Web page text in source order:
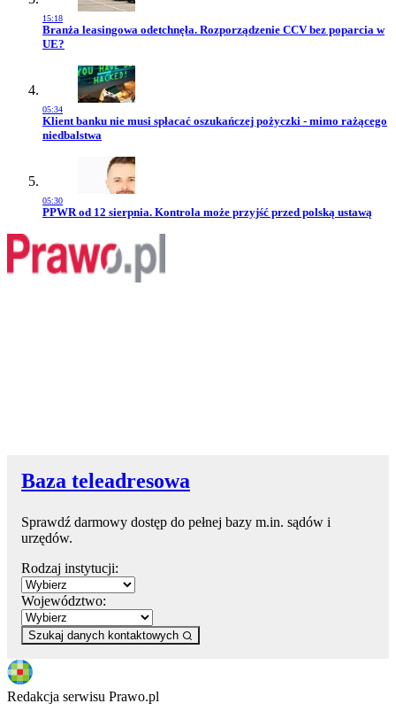
15:18
Przejdź do artykułu:
Branża leasingowa odetchnęła. Rozporządzenie CCV bez poparcia w
UE?
05:34
Przejdź do artykułu:
Klient banku nie musi spłacać oszukańczej pożyczki - mimo rażącego
niedbalstwa
05:30
Przejdź do artykułu:
PPWR od 12 sierpnia. Kontrola może przyjść przed polską ustawą
Baza teleadresowa
Sprawdź darmowy dostęp do pełnej bazy m.in. sądów i
urzędów.
Rodzaj instytucji:
Województwo:
Szukaj danych kontaktowych
Redakcja serwisu Prawo.pl